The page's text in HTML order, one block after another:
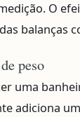
O
balanças
peso
uma
adiciona